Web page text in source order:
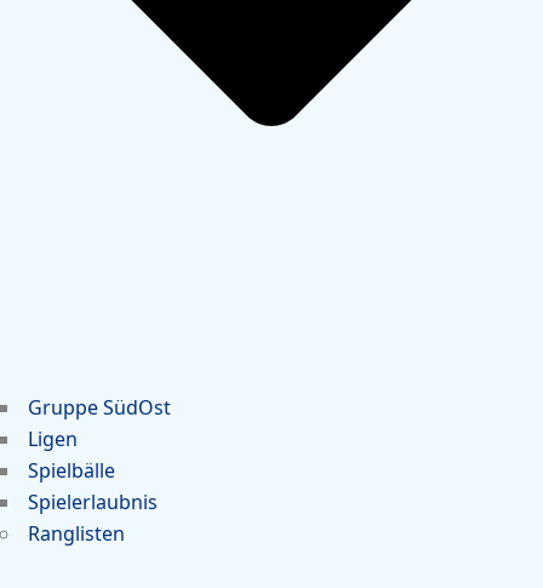
Gruppe SüdOst
Ligen
Spielbälle
Spielerlaubnis
Ranglisten